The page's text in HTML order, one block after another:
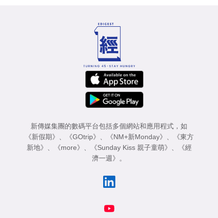
新傳媒集團的數碼平台包括多個網站和應用程式，如
《新假期》 、 《GOtrip》 、 《NM+新Monday》 、
《東方
新地》 、 《more》 、 《Sunday Kiss 親子童萌》 、
《經
濟一週》 。